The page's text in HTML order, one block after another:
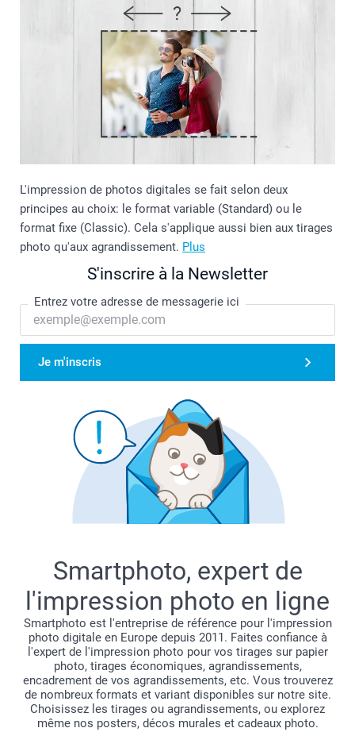
L'impression de photos digitales se fait selon deux
principes au choix: le format variable (Standard) ou le
format fixe (Classic). Cela s'applique aussi bien aux tirages
photo qu'aux agrandissement. Plus
S'inscrire à la Newsletter
Entrez votre adresse de messagerie ici
Je m'inscris
Smartphoto, expert de
l'impression photo en ligne
Smartphoto est l'entreprise de référence pour l'impression
photo digitale en Europe depuis 2011. Faites confiance à
l'expert de l'impression photo pour vos tirages sur papier
photo, tirages économiques, agrandissements,
encadrement de vos agrandissements, etc. Vous trouverez
de nombreux formats et variant disponibles sur notre site.
Choisissez les tirages ou agrandissements, ou explorez
même nos posters, décos murales et cadeaux photo.